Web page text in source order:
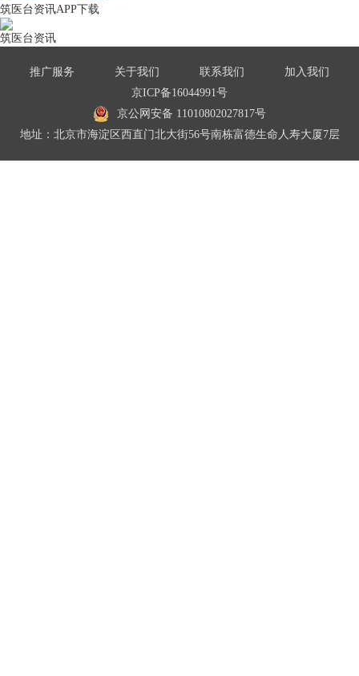
筑医台资讯APP下载
筑医台资讯
推广服务 关于我们 联系我们
加入我们
京ICP备16044991号
京公网安备 11010802027817号
地址：北京市海淀区西直门北大街56号南栋富德生命人寿大厦7层